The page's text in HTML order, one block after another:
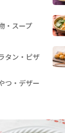
・スープ
タン・ピザ
つ・デザー